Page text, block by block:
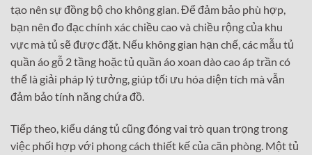
tạo nên sự đồng bộ cho không gian. Để đảm bảo phù hợp,
bạn nên đo đạc chính xác chiều cao và chiều rộng của khu
vực mà tủ sẽ được đặt. Nếu không gian hạn chế, các mẫu tủ
quần áo gỗ 2 tầng hoặc tủ quần áo xoan dào cao áp trần có
thể là giải pháp lý tưởng, giúp tối ưu hóa diện tích mà vẫn
đảm bảo tính năng chứa đồ.
Tiếp theo, kiểu dáng tủ cũng đóng vai trò quan trọng trong
việc phối hợp với phong cách thiết kế của căn phòng. Một tủ